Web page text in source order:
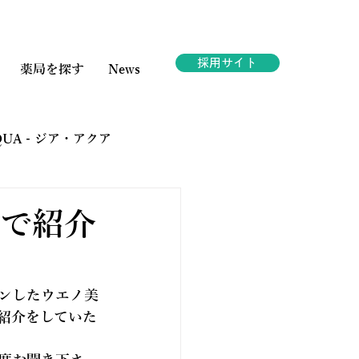
薬局を探す News 採用サイト
- ジア・アクア
紹介
したウエノ美
介をしていた